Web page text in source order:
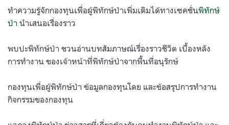
ทำความรู้จักกองทุนเพื่อผู้พิทักษ์ป่าเพิ่มเติมได้ทางเซคชั่นพิทักษ์
ป่า นำเสนอเรื่องราว
พบปะพิทักษ์ป่า ชวนอ่านบทสัมภาษณ์เรื่องราวชีวิต เบื้องหลัง
การทำงาน ของเจ้าหน้าที่พิทักษ์ป่าจากพื้นที่อนุรักษ์
กองทุนเพื่อผู้พิทักษ์ป่า ข้อมูลกองทุนโดย และข้อสรุปการทำงาน
กิจกรรมของกองทุน